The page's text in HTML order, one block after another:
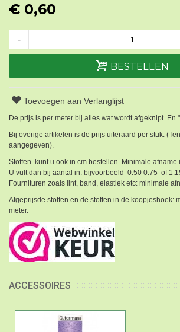
€ 0,60
-
BESTELLEN
Toevoegen aan Verlanglijst
De prijs is per meter bij alles wat wordt afgeknipt. En
Bij overige artikelen is de prijs uiteraard per stuk.
aangegeven).
Stoffen kunt u ook in cm bestellen. Minimale afname
U vult dan bij aantal in: bijvoorbeeld 0.50 0.75 of
Fournituren zoals lint, band, elastiek etc: minimale
Afgeprijsde stoffen en de stoffen in de koopjeshoek:
meter.
ACCESSOIRES